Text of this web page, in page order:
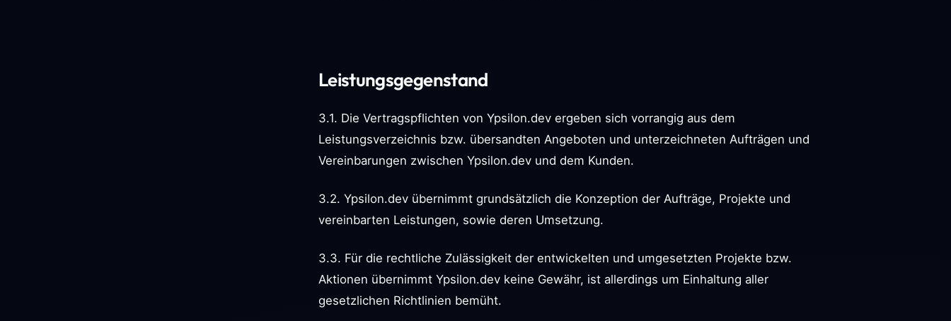
Leistungsgegenstand
3.1. Die Vertragspflichten von Ypsilon.dev ergeben sich vorrangig aus dem
Leistungsverzeichnis bzw. übersandten Angeboten und unterzeichneten Aufträgen und
Vereinbarungen zwischen Ypsilon.dev und dem Kunden.
3.2. Ypsilon.dev übernimmt grundsätzlich die Konzeption der Aufträge, Projekte und
vereinbarten Leistungen, sowie deren Umsetzung.
3.3. Für die rechtliche Zulässigkeit der entwickelten und umgesetzten Projekte bzw.
Aktionen übernimmt Ypsilon.dev keine Gewähr, ist allerdings um Einhaltung aller
gesetzlichen Richtlinien bemüht.